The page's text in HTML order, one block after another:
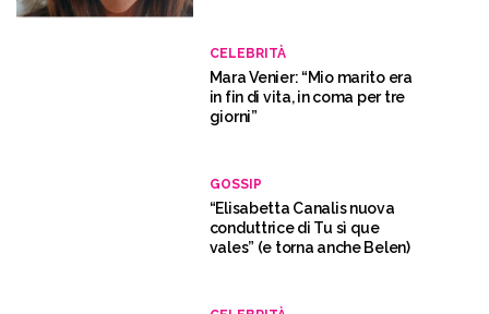
CELEBRITÀ
Mara Venier: “Mio marito era
in fin di vita, in coma per tre
giorni”
GOSSIP
“Elisabetta Canalis nuova
conduttrice di Tu sì que
vales” (e torna anche Belen)